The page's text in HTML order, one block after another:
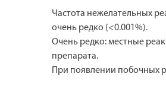
Частота нежелательных
очень редко (<0.001%).
Очень редко: местные
препарата.
При появлении побочных